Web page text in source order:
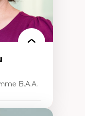
B.A.A.